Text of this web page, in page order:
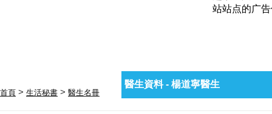
首頁 > 生活秘書 > 醫生名冊
醫生資料 - 楊道寧醫生